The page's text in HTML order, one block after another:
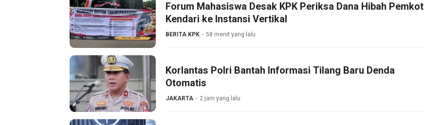
Forum Mahasiswa Desak KPK Periksa Dana Hibah Pemkot
Kendari ke Instansi Vertikal
BERITA KPK 58 menit yang lalu
Korlantas Polri Bantah Informasi Tilang Baru Denda
Otomatis
JAKARTA 2 jam yang lalu